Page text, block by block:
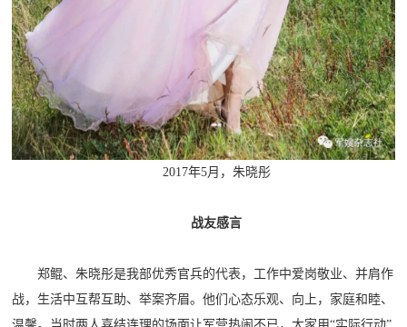
2017年5月，朱晓彤
战友感言
郑鲲、朱晓彤是我部优秀官兵的代表，工作中爱岗敬业、并肩作
战，生活中互帮互助、举案齐眉。他们心态乐观、向上，家庭和睦、